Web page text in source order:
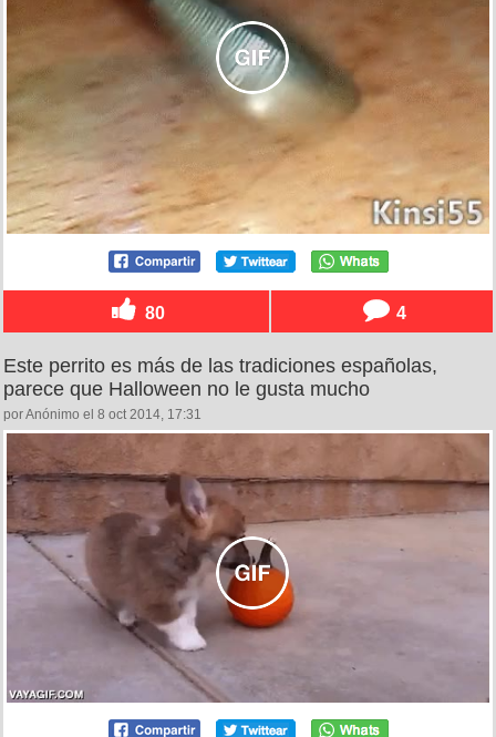
80 4
Este perrito es más de las tradiciones españolas,
parece que Halloween no le gusta mucho
por Anónimo el 8 oct 2014, 17:31